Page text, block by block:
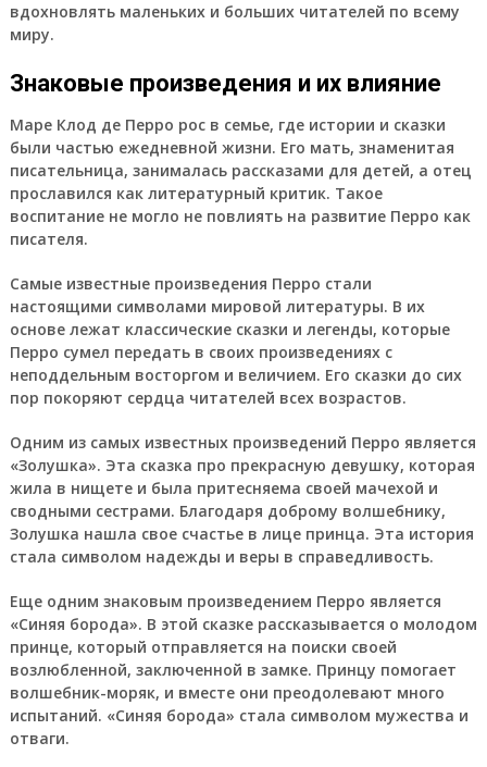
вдохновлять маленьких и больших читателей по всему
миру.
Знаковые произведения и их влияние
Маре Клод де Перро рос в семье, где истории и сказки
были частью ежедневной жизни. Его мать, знаменитая
писательница, занималась рассказами для детей, а отец
прославился как литературный критик. Такое
воспитание не могло не повлиять на развитие Перро как
писателя.
Самые известные произведения Перро стали
настоящими символами мировой литературы. В их
основе лежат классические сказки и легенды, которые
Перро сумел передать в своих произведениях с
неподдельным восторгом и величием. Его сказки до сих
пор покоряют сердца читателей всех возрастов.
Одним из самых известных произведений Перро является
«Золушка». Эта сказка про прекрасную девушку, которая
жила в нищете и была притесняема своей мачехой и
сводными сестрами. Благодаря доброму волшебнику,
Золушка нашла свое счастье в лице принца. Эта история
стала символом надежды и веры в справедливость.
Еще одним знаковым произведением Перро является
«Синяя борода». В этой сказке рассказывается о молодом
принце, который отправляется на поиски своей
возлюбленной, заключенной в замке. Принцу помогает
волшебник-моряк, и вместе они преодолевают много
испытаний. «Синяя борода» стала символом мужества и
отваги.